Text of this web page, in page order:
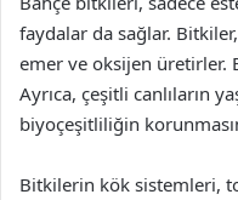
faydalar da sağlar.
emer ve oksijen üretirler.
Ayrıca, çeşitli canlıların
biyoçeşitliliğin
Bitkilerin kök sistemleri,